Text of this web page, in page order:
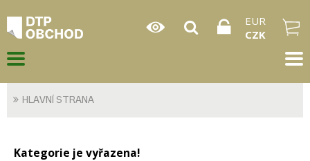
EUR
CZK
HLAVNÍ STRANA
Kategorie je vyřazena!